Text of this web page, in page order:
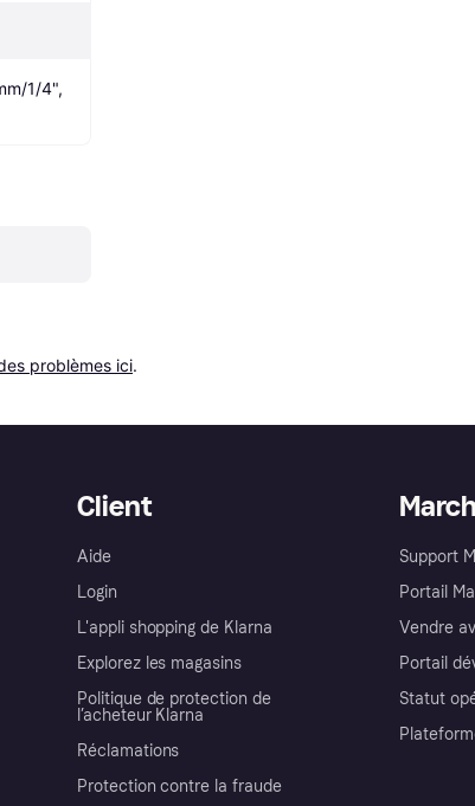
1/4",
problèmes ici.
Client
Aide
Login
L'appli shopping de Klarna
Explorez les magasins
Politique de protection de
l’acheteur Klarna
Réclamations
Protection contre la fraude
Support
Portail
Vendre
Portail
Statut